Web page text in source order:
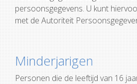
persoonsgegevens. U kunt
met de Autoriteit
Minderjarigen
Personen die de leeftijd van 16